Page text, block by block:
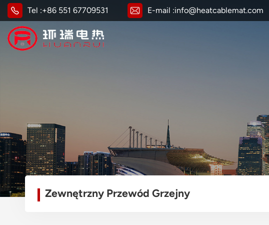
Tel :+86 551 67709531 E-mail :info@heatcablemat.com
Zewnętrzny Przewód Grzejny